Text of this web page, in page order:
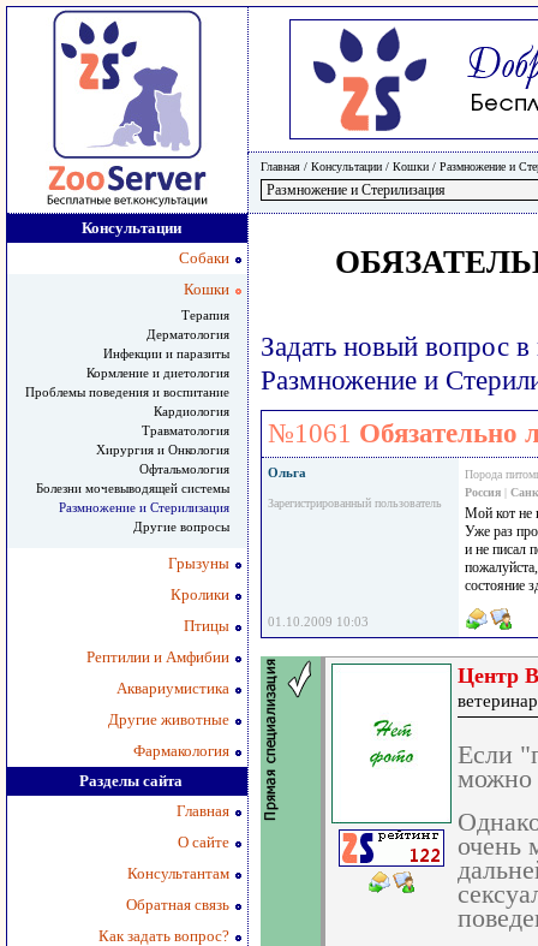
Главная / Консультации / Кошки / Размножение и
Консультации
Собаки
Кошки
Терапия
Дерматология
Инфекции и паразиты
Кормление и диетология
Проблемы поведения и воспитание
Кардиология
Травматология
Хирургия и Онкология
Офтальмология
Болезни мочевыводящей системы
Размножение и Стерилизация
Другие вопросы
Грызуны
Кролики
Птицы
Рептилии и Амфибии
Аквариумистика
Другие животные
Фармакология
Разделы сайта
Главная
О сайте
Консультантам
Обратная связь
Как задать вопрос?
Задать новый вопрос
Размножение и
№1061 Обязательно
Ольга
Зарегистрированный пользователь
Порода
Россия |
Мой кот не
Уже раз
и не писал
состояние
01.10.2009 10:03
Центр
Если
можно
очень